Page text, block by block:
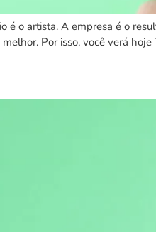
é o artista. A empresa é o
Por isso, você verá